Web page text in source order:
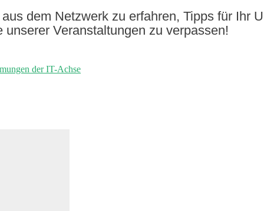
dem Netzwerk zu erfahren, Tipps für Ihr
unserer Veranstaltungen zu verpassen!
der IT-Achse